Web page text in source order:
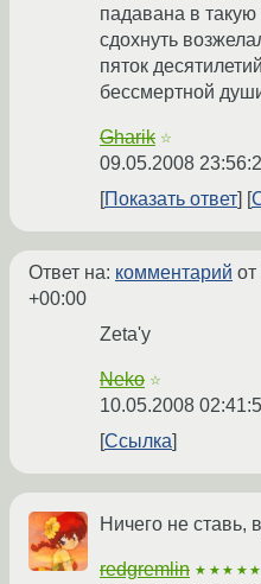
падавана в такую
сдохнуть
пяток
бессмертной
Gharik ☆
09.05.2008
Показать ответ
Ответ на: комментарий
+00:00
Zeta'у
Neko ☆
10.05.2008
Ссылка
Ничего не ставь,
redgremlin ★★★★★